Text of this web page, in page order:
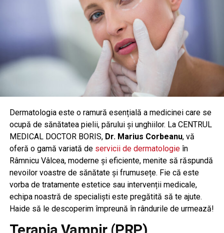
Dermatologia este o ramură esențială a medicinei care se
ocupă de sănătatea pielii, părului și unghiilor. La CENTRUL
MEDICAL DOCTOR BORIS, Dr. Marius Corbeanu, vă
oferă o gamă variată de servicii de dermatologieîn
Râmnicu Vâlcea, moderne și eficiente, menite să răspundă
nevoilor voastre de sănătate și frumusețe. Fie că este
vorba de tratamente estetice sau intervenții medicale,
echipa noastră de specialiști este pregătită să te ajute.
Haide să le descoperim împreună în rândurile de urmează!